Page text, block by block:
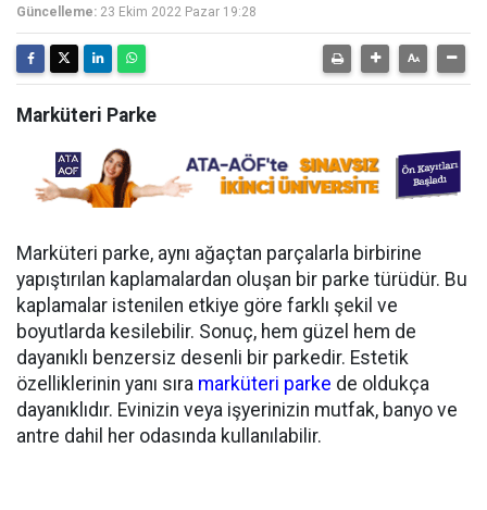
Güncelleme: 23 Ekim 2022 Pazar 19:28
Marküteri Parke
Marküteri parke, aynı ağaçtan parçalarla birbirine
yapıştırılan kaplamalardan oluşan bir parke türüdür. Bu
kaplamalar istenilen etkiye göre farklı şekil ve
boyutlarda kesilebilir. Sonuç, hem güzel hem de
dayanıklı benzersiz desenli bir parkedir. Estetik
özelliklerinin yanı sıra marküteri parke de oldukça
dayanıklıdır. Evinizin veya işyerinizin mutfak, banyo ve
antre dahil her odasında kullanılabilir.